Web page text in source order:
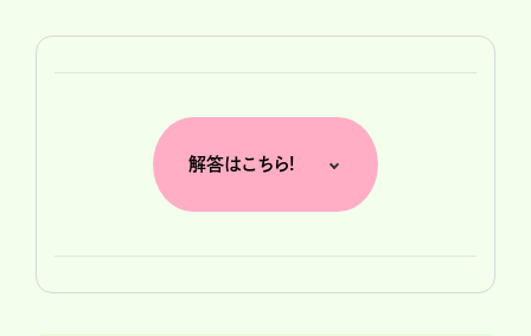
解答はこちら!